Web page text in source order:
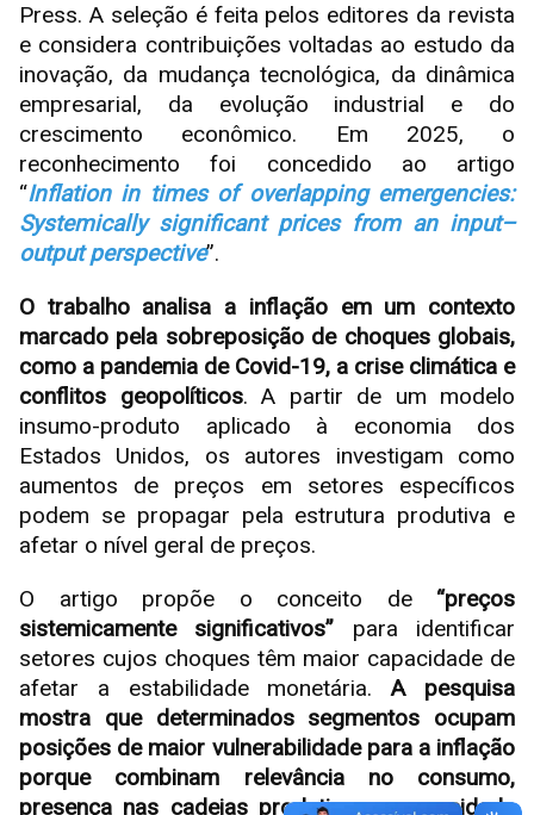
Press. A seleção é feita pelos editores da revista
e considera contribuições voltadas ao estudo da
inovação, da mudança tecnológica, da dinâmica
empresarial, da evolução industrial e do
crescimento econômico. Em 2025, o
reconhecimento foi concedido ao artigo
“Inflation in times of overlapping emergencies:
Systemically significant prices from an input–
output perspective”.
O trabalho analisa a inflação em um contexto
marcado pela sobreposição de choques globais,
como a pandemia de Covid-19, a crise climática e
conflitos geopolíticos. A partir de um modelo
insumo-produto aplicado à economia dos
Estados Unidos, os autores investigam como
aumentos de preços em setores específicos
podem se propagar pela estrutura produtiva e
afetar o nível geral de preços.
O artigo propõe o conceito de “preços
sistemicamente significativos” para identificar
setores cujos choques têm maior capacidade de
afetar a estabilidade monetária.A pesquisa
mostra que determinados segmentos ocupam
posições de maior vulnerabilidade para a inflação
porque combinam relevância no consumo,
presença nas cadeias produtivas e capacidade